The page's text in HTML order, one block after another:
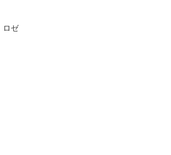
ロゼ